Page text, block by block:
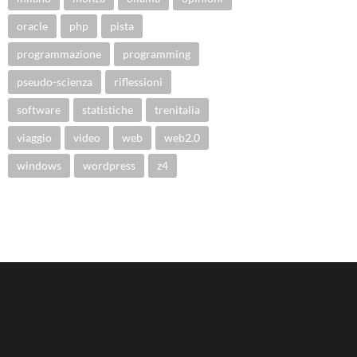
oracle php pista
programmazione programming
pseudo-scienza riflessioni
software statistiche trenitalia
viaggio video web web2.0
windows wordpress z4